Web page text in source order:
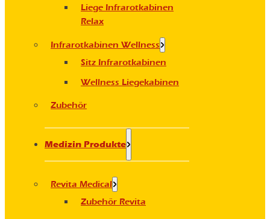
Liege Infrarotkabinen
Relax
Infrarotkabinen Wellness
Sitz Infrarotkabinen
Wellness Liegekabinen
Zubehör
Medizin Produkte
Revita Medical
Zubehör Revita